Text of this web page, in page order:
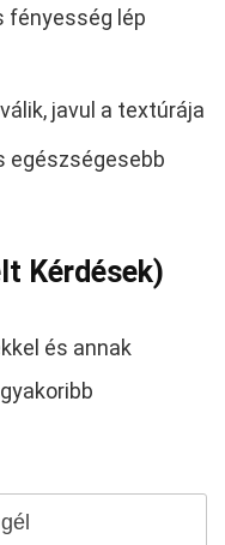
fényesség lép
javul a textúrája
egészségesebb
Kérdések)
és annak